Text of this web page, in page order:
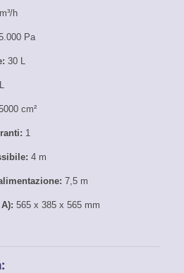
h
Pa
30 L
cm²
1
4 m
7,5 m
565 x 385 x 565 mm